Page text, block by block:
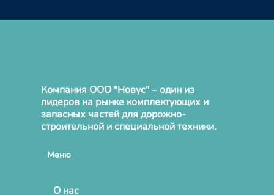
Компания ООО "Новус" – один из
лидеров на рынке комплектующих и
запасных частей для дорожно-
строительной и специальной техники.
Меню
О нас